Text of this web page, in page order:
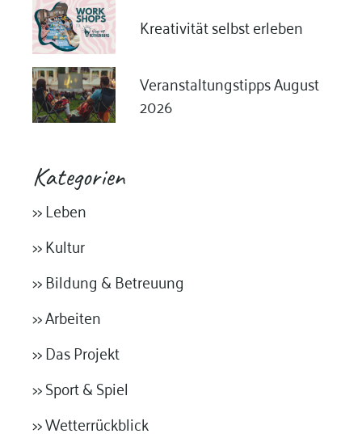
Kreativität selbst erleben
Veranstaltungstipps August
2026
Kategorien
>> Leben
>> Kultur
>> Bildung & Betreuung
>> Arbeiten
>> Das Projekt
>> Sport & Spiel
>> Wetterrückblick